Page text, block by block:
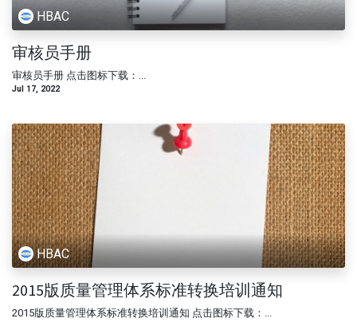
HBAC
审核员手册
审核员手册 点击图标下载：...
Jul 17, 2022
HBAC
2015版质量管理体系标准转换培训通知
2015版质量管理体系标准转换培训通知 点击图标下载：...